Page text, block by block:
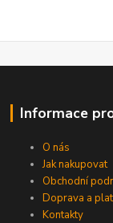
Informace
O nás
Jak nakupovat
Obchodní
Doprava a
Kontakty